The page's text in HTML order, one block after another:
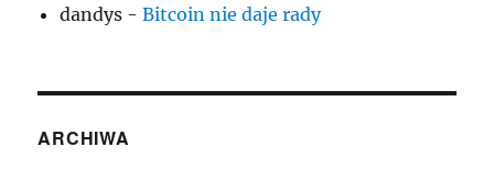
dandys -Bitcoin nie daje rady
ARCHIWA